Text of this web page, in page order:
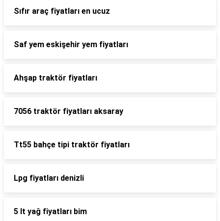
Sıfır araç fiyatları en ucuz
Saf yem eskişehir yem fiyatları
Ahşap traktör fiyatları
7056 traktör fiyatları aksaray
Tt55 bahçe tipi traktör fiyatları
Lpg fiyatları denizli
5 lt yağ fiyatları bim